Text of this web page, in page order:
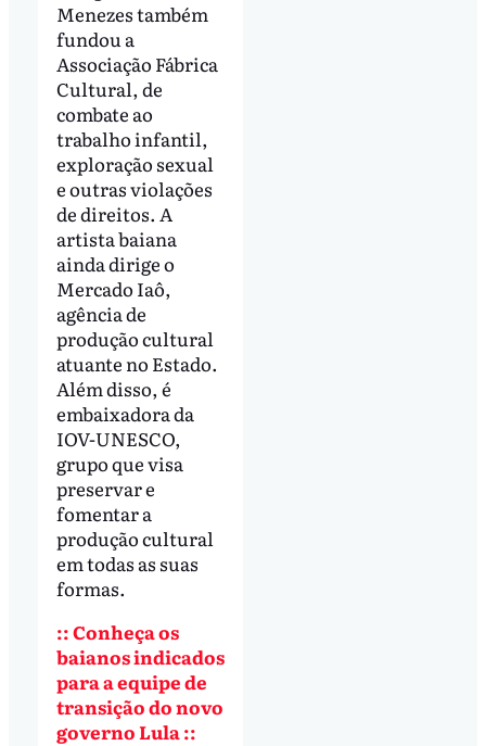
Menezes também
fundou a
Associação Fábrica
Cultural, de
combate ao
trabalho infantil,
exploração sexual
e outras violações
de direitos. A
artista baiana
ainda dirige o
Mercado Iaô,
agência de
produção cultural
atuante no Estado.
Além disso, é
embaixadora da
IOV-UNESCO,
grupo que visa
preservar e
fomentar a
produção cultural
em todas as suas
formas.
:: Conheça os
baianos indicados
para a equipe de
transição do novo
governo Lula ::